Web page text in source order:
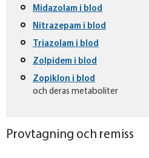
Midazolam i blod
Nitrazepam i blod
Triazolam i blod
Zolpidem i blod
Zopiklon i blod
och deras metaboliter
Provtagning och remiss